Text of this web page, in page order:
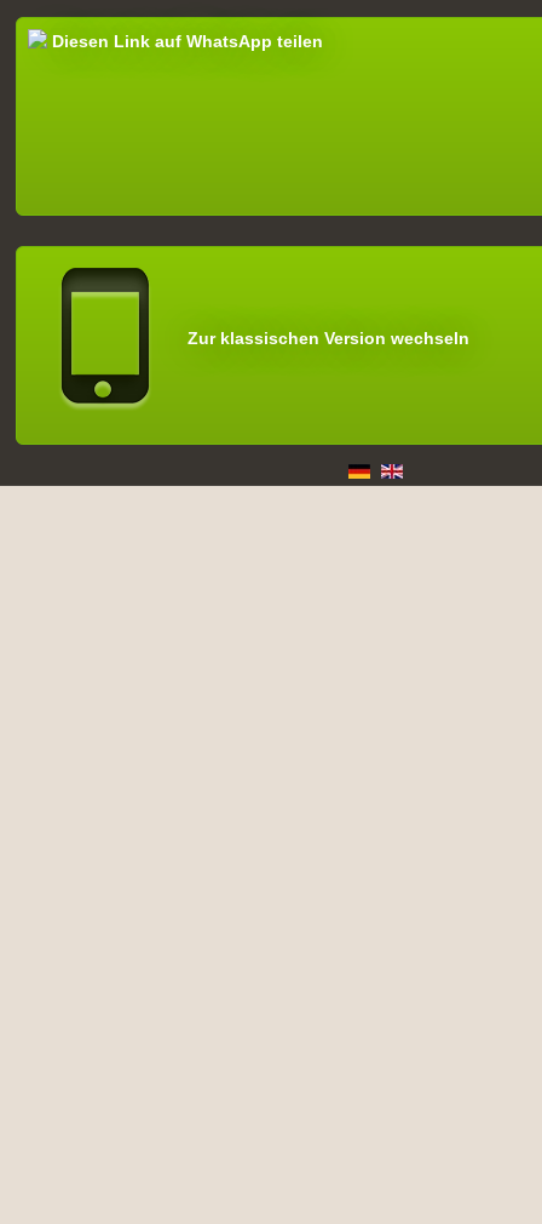
Diesen Link auf WhatsApp teilen
Zur klassischen Version wechseln